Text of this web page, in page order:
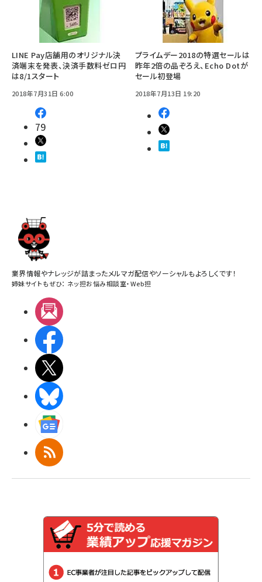
LINE Pay店舗用のオリジナル決
済端末を発表、決済手数料ゼロ円
は8/1スタート
2018年7月31日 6:00
79
プライムデー2018の特選セールは
昨年2倍の品ぞろえ、Echo Dotが
セール初登場
2018年7月13日 19:20
業界情報やナレッジが詰まったメルマガ配信やソーシャルもよろしくです！
姉妹サイトもぜひ： ネッ担お悩み相談室・Web担
RSS